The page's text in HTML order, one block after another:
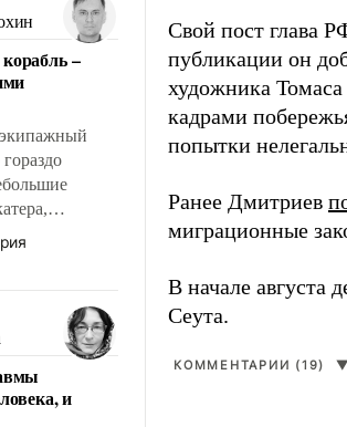
Иногда
вопросы
но –
–
уже
Задача по
Однако
радикально
и
Свой пост глава
публикации он
художника
кадрами
попытки
Ранее Дмитриев
миграционные
В начале августа
Сеута.
КОММЕНТАРИИ (19) ▼